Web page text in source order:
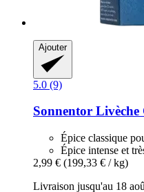
Ajouter
5.0 (9)
Sonnentor Livèche
Épice classique
Épice intense et
2,99 € (199,33 € / kg)
Livraison jusqu'au 18